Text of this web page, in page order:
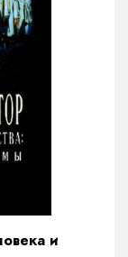
и